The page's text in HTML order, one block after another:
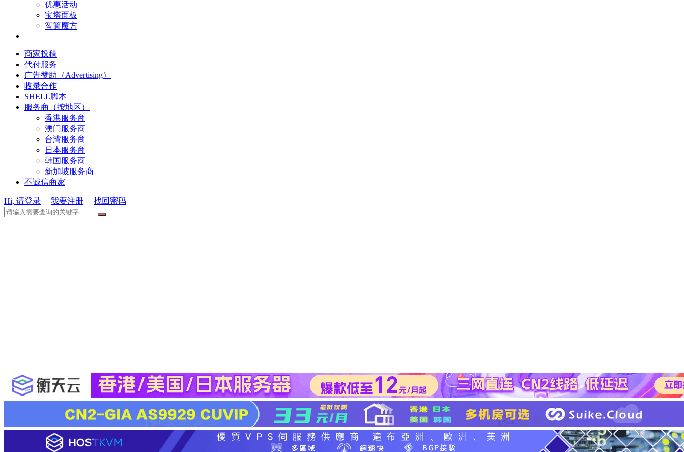
优惠活动
宝塔面板
智简魔方
商家投稿
代付服务
广告赞助（Advertising）
收录合作
SHELL脚本
服务商（按地区）
香港服务商
澳门服务商
台湾服务商
日本服务商
韩国服务商
新加坡服务商
不诚信商家
Hi, 请登录 我要注册 找回密码